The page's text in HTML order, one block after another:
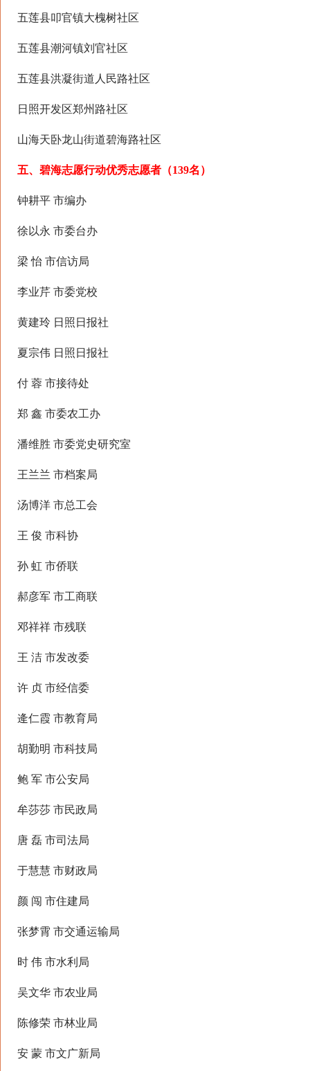
五莲县叩官镇大槐树社区
五莲县潮河镇刘官社区
五莲县洪凝街道人民路社区
日照开发区郑州路社区
山海天卧龙山街道碧海路社区
五、碧海志愿行动优秀志愿者（139名）
钟耕平 市编办
徐以永 市委台办
梁 怡 市信访局
李业芹 市委党校
黄建玲 日照日报社
夏宗伟 日照日报社
付 蓉 市接待处
郑 鑫 市委农工办
潘维胜 市委党史研究室
王兰兰 市档案局
汤博洋 市总工会
王 俊 市科协
孙 虹 市侨联
郝彦军 市工商联
邓祥祥 市残联
王 洁 市发改委
许 贞 市经信委
逄仁霞 市教育局
胡勤明 市科技局
鲍 军 市公安局
牟莎莎 市民政局
唐 磊 市司法局
于慧慧 市财政局
颜 闯 市住建局
张梦霄 市交通运输局
时 伟 市水利局
吴文华 市农业局
陈修荣 市林业局
安 蒙 市文广新局